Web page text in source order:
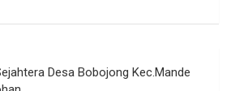
ke
Desa Bobojong Kec.Mande